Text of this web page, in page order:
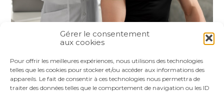
Gérer le consentement
aux cookies
Pour offrir les meilleures expériences, nous utilisons des technologies
telles que les cookies pour stocker et/ou accéder aux informations des
appareils. Le fait de consentir à ces technologies nous permettra de
traiter des données telles que le comportement de navigation ou les ID
FaceBook
TwitterLinkedIn